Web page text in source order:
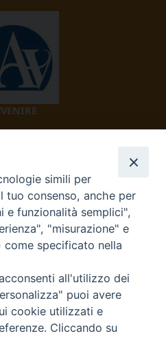
2000
di Ivrea
simili per
tuo consenso, anche per
e funzionalità semplici",
"misurazione" e
specificato nella
all'utilizzo dei
puoi avere
cookie utilizzati e
Cliccando su